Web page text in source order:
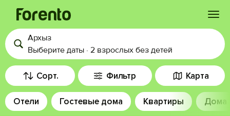
Войти
Избранное
История просмотра
Архыз
Выберите даты · 2 взрослых без детей
Сорт. Фильтр Карта
Отели Гостевые дома Квартиры Дома